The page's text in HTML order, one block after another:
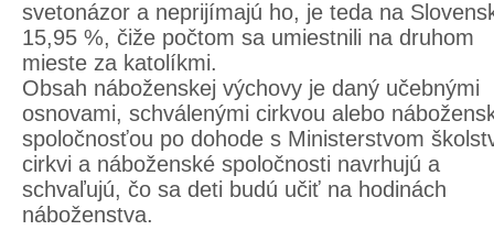
svetonázor a neprijímajú ho, je teda na
15,95 %, čiže počtom sa umiestnili na druhom
mieste za katolíkmi.
Obsah náboženskej výchovy je daný učebnými
osnovami, schválenými cirkvou alebo
spoločnosťou po dohode s Ministerstvom
cirkvi a náboženské spoločnosti navrhujú a
schvaľujú, čo sa deti budú učiť na hodinách
náboženstva.